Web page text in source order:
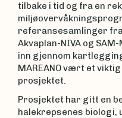
tilbake i tid og fra en
referansesamlinger
Akvaplan-NIVA og
inn gjennom
MAREANO vært et
prosjektet.
Prosjektet har gitt en
halekrepsenes biologi,